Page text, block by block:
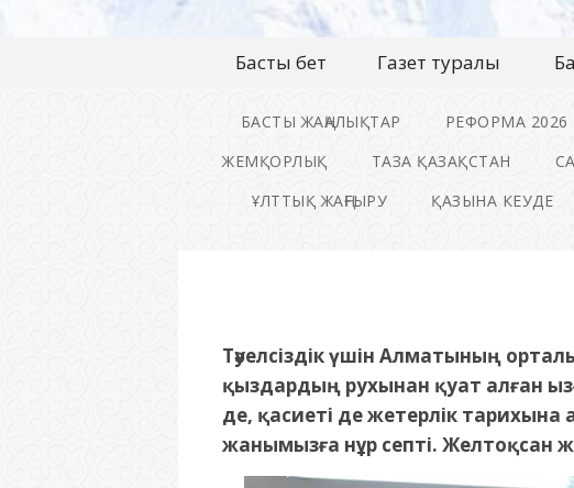
Басты бет Газет туралы
БАСТЫ ЖАҢАЛЫҚТАР РЕФОРМА 2026
ЖЕМҚОРЛЫҚ
ТАЗА ҚАЗАҚСТАН
ҰЛТТЫҚ ЖАҢҒЫРУ
ҚАЗЫНА КЕУДЕ
Тәуелсіздік үшін Алматының
қыздардың рухынан қуат алған
де, қасиеті де жетерлік
жанымызға нұр септі. Желтоқсан